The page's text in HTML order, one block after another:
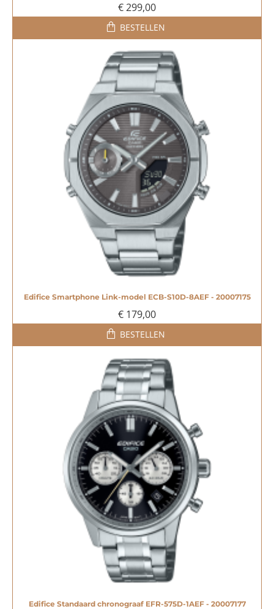
€ 299,00
BESTELLEN
Edifice Smartphone Link-model ECB-S10D-8AEF - 20007175
€ 179,00
BESTELLEN
Edifice Standaard chronograaf EFR-575D-1AEF - 20007177